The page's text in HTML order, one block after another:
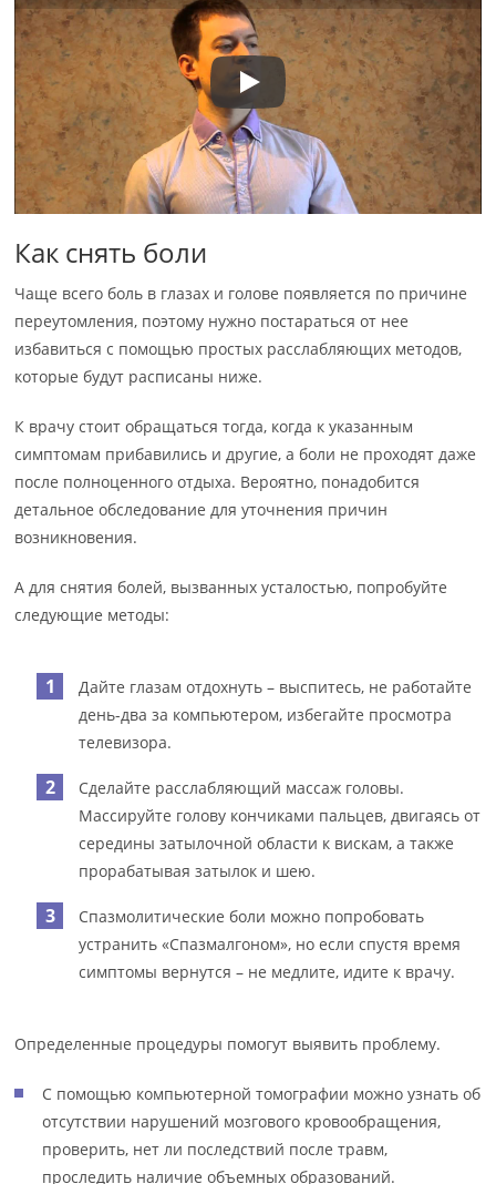
Как снять боли
Чаще всего боль в глазах и голове появляется по причине
переутомления, поэтому нужно постараться от нее
избавиться с помощью простых расслабляющих методов,
которые будут расписаны ниже.
К врачу стоит обращаться тогда, когда к указанным
симптомам прибавились и другие, а боли не проходят даже
после полноценного отдыха. Вероятно, понадобится
детальное обследование для уточнения причин
возникновения.
А для снятия болей, вызванных усталостью, попробуйте
следующие методы:
Дайте глазам отдохнуть – выспитесь, не работайте
день-два за компьютером, избегайте просмотра
телевизора.
Сделайте расслабляющий массаж головы.
Массируйте голову кончиками пальцев, двигаясь от
середины затылочной области к вискам, а также
прорабатывая затылок и шею.
Спазмолитические боли можно попробовать
устранить «Спазмалгоном», но если спустя время
симптомы вернутся – не медлите, идите к врачу.
Определенные процедуры помогут выявить проблему.
С помощью компьютерной томографии можно узнать об
отсутствии нарушений мозгового кровообращения,
проверить, нет ли последствий после травм,
проследить наличие объемных образований.